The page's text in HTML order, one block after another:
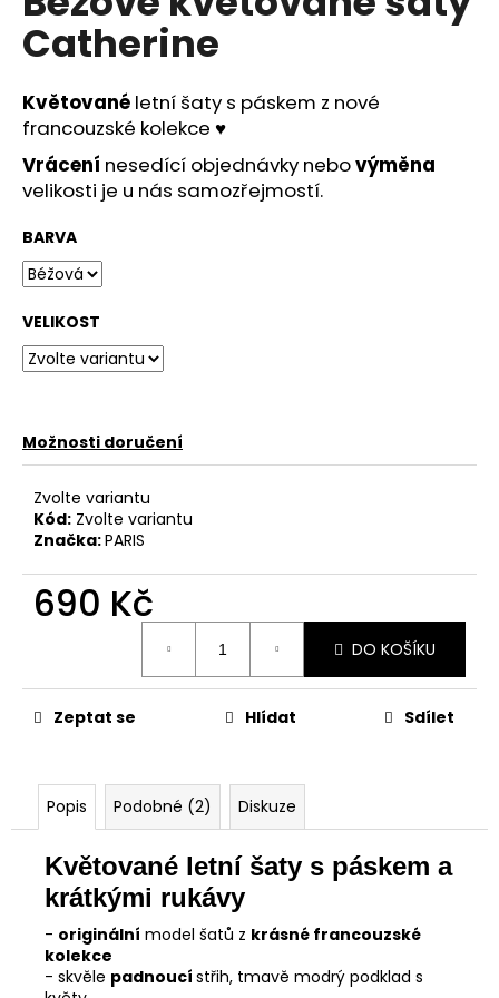
Catherine
Květované letní šaty s páskem z nové
francouzské kolekce ♥
Vrácení nesedící objednávky nebovýměna
velikosti je u nás samozřejmostí.
BARVA
VELIKOST
Možnosti doručení
Zvolte variantu
Kód: Zvolte variantu
Značka:PARIS
690 Kč
DO KOŠÍKU
Zeptat se Hlídat Sdílet
Popis Podobné (2) Diskuze
Květované letní šaty s páskem a
krátkými rukávy
- originální model šatů z krásné francouzské
kolekce
- skvěle padnoucí střih, tmavě modrý podklad s
u
j
m
e
MODRÉ
KOKTEJLOVÉ
ŠATY
EVA
LOLA
290
Kč